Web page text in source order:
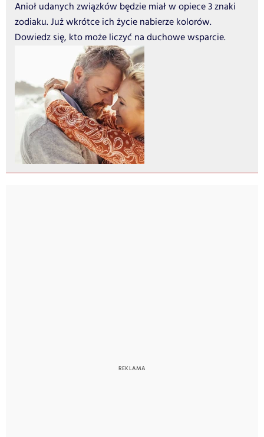
Anioł udanych związków będzie miał w opiece 3 znaki
zodiaku. Już wkrótce ich życie nabierze kolorów.
Dowiedz się, kto może liczyć na duchowe wsparcie.